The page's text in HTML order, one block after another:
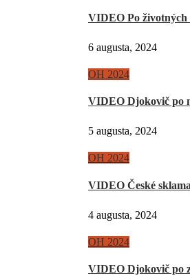
VIDEO Po životných
6 augusta, 2024
OH 2024
VIDEO Djokovič po
5 augusta, 2024
OH 2024
VIDEO České
4 augusta, 2024
OH 2024
VIDEO Djokovič po